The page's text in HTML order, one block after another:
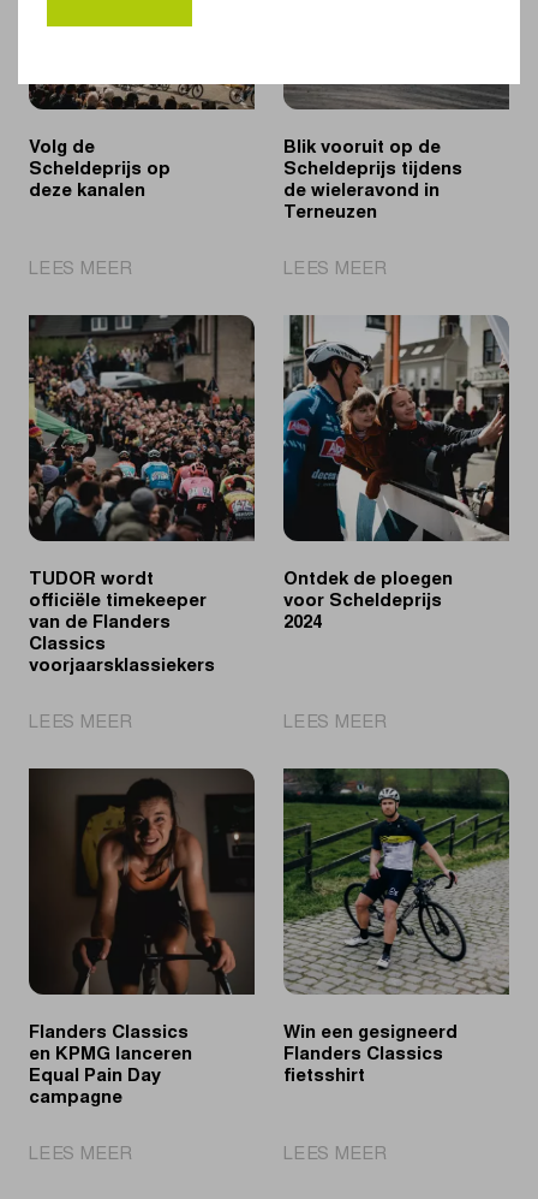
Volg de
Scheldeprijs op
deze kanalen
LEES MEER
de
Scheldeprijs
op
deze
kanalen
Blik vooruit op de
Scheldeprijs tijdens
de wieleravond in
Terneuzen
LEES MEER
vooruit
op
de
Scheldeprijs
tijdens
wieleravond
in
Terneuzen
TUDOR wordt
officiële timekeeper
van de Flanders
Classics
voorjaarsklassiekers
LEES MEER
wordt
officiële
timekeeper
van
de
Flanders
Classics
voorjaarsklassiekers
Ontdek de ploegen
voor Scheldeprijs
2024
LEES MEER
de
ploegen
voor
Scheldeprijs
2024
Flanders Classics
en KPMG lanceren
Equal Pain Day
campagne
LEES MEER
Win een gesigneerd
Flanders Classics
fietsshirt
LEES MEER